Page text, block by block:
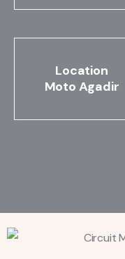
Location
Moto Agadir